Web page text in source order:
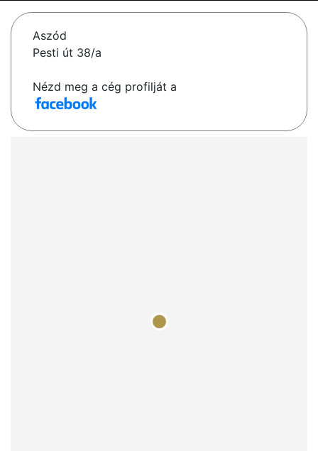
Aszód
Pesti út 38/a
Nézd meg a cég profilját a